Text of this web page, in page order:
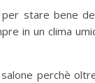
stare bene
in un clima
perchè